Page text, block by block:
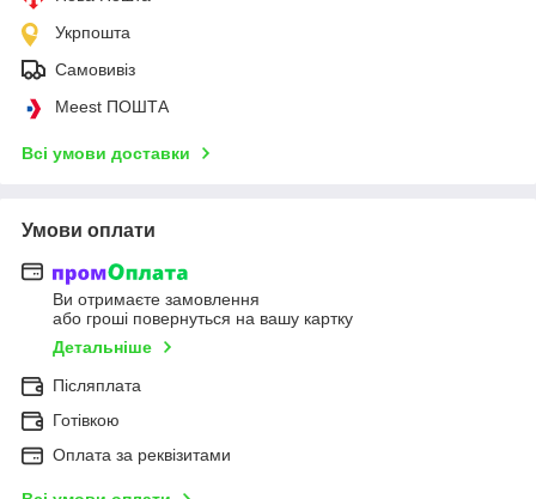
Укрпошта
Самовивіз
Meest ПОШТА
Всі умови доставки
Умови оплати
Ви отримаєте замовлення
або гроші повернуться на вашу картку
Детальніше
Післяплата
Готівкою
Оплата за реквізитами